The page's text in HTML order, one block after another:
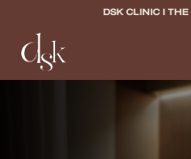
DSK CLINIC I